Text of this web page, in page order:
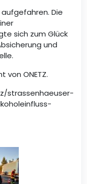
aufgefahren. Die
sich zum Glück
und
von ONETZ.
strassenhaeuser-